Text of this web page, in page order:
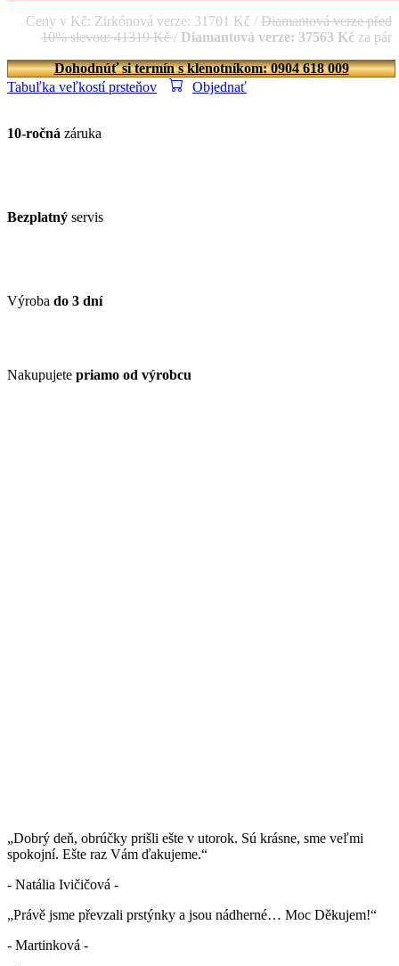
Ceny v Kč: Zirkónová verze: 31701 Kč / Diamantová verze před
10% slevou: 41319 Kč/ Diamantová verze: 37563 Kč za pár
Dohodnúť si termín s klenotníkom: 0904 618 009
Tabuľka veľkostí prsteňov
Objednať
10-ročná záruka
Bezplatný servis
Výroba do 3 dní
Nakupujete priamo od výrobcu
„Dobrý deň, obrúčky prišli ešte v utorok. Sú krásne, sme veľmi
spokojní. Ešte raz Vám ďakujeme.“
- Natália Ivičičová -
„Právě jsme převzali prstýnky a jsou nádherné… Moc Děkujem!“
- Martinková -